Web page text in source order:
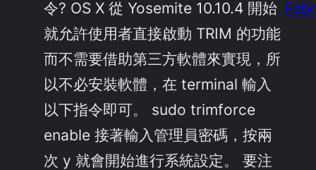
令? OS X 從 Yosemite 10.10.4 開始
就允許使用者直接啟動 TRIM 的功能
而不需要借助第三方軟體來實現，所
以不必安裝軟體，在 terminal 輸入
以下指令即可。 sudo trimforce
enable 接著輸入管理員密碼，按兩
次 y 就會開始進行系統設定。 要注